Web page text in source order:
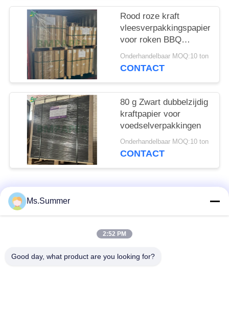
Rood roze kraft
vleesverpakkingspapier
voor roken BBQ
18x175'
Onderhandelbaar MOQ:10 ton
CONTACT
80 g Zwart dubbelzijdig
kraftpapier voor
voedselverpakkingen
Onderhandelbaar MOQ:10 ton
CONTACT
populaire categorieën
bruin kraftpapier-
Ms.Summer
2:52 PM
Good day, what product are you looking for?